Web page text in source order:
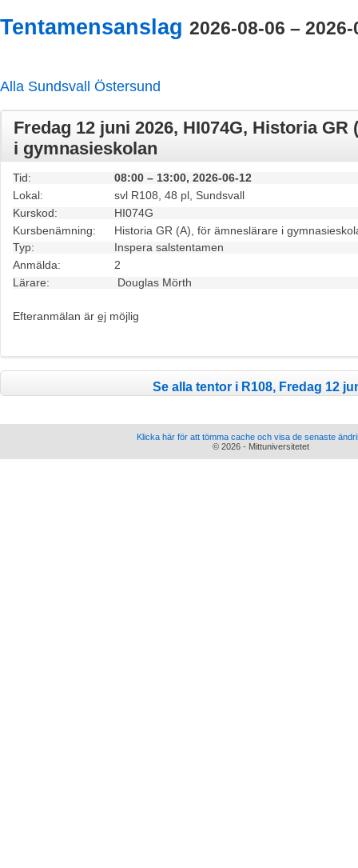
Tentamensanslag 2026-08-06 – 2026-
Alla Sundsvall Östersund
Fredag 12 juni 2026, HI074G, Historia
i gymnasieskolan
Tid:
08:00 – 13:00, 2026-06-12
Lokal:
svl R108, 48 pl, Sundsvall
Kurskod:
HI074G
Kursbenämning:
Historia GR (A), för ämneslärare i
Typ:
Inspera salstentamen
Anmälda:
2
Lärare:
Douglas Mörth
Efteranmälan är ej möjlig
Se alla tentor i R108, Fredag 12
Klicka här för att tömma cache och visa de senaste
© 2026 - Mittuniversitetet